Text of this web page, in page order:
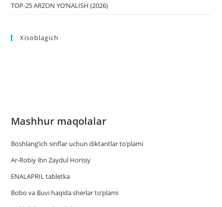
TOP-25 ARZON YO‘NALISH (2026)
Xisoblagich
Mashhur maqolalar
Boshlang’ich sinflar uchun diktantlar to’plami
Ar-Robiy ibn Zaydul Horisiy
ENALAPRIL tabletka
Bobo va Buvi haqida sherlar to‘plami